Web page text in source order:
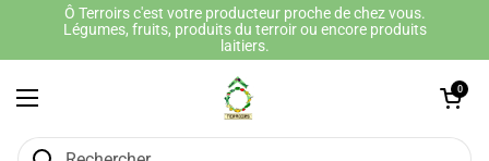
Passer au contenuÔ Terroirs c'est votre producteur proche de chez vous.
Légumes, fruits, produits du terroir ou encore produits
laitiers.
Ouvrir le menu
Ouvrir le
0